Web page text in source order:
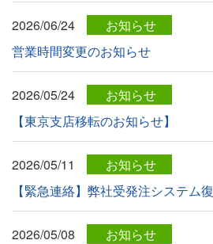
2026/06/24
お知らせ
営業時間変更のお知らせ
2026/05/24
お知らせ
【東京支店移転のお知らせ】
2026/05/11
お知らせ
【緊急連絡】弊社受発注システム
2026/05/08
お知らせ